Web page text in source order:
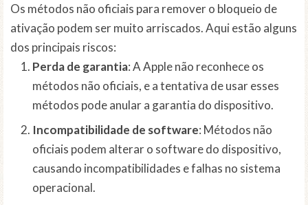
Os métodos não oficiais para remover o bloqueio de
ativação podem ser muito arriscados. Aqui estão alguns
dos principais riscos:
Perda de garantia: A Apple não reconhece os
métodos não oficiais, e a tentativa de usar esses
métodos pode anular a garantia do dispositivo.
Incompatibilidade de software: Métodos não
oficiais podem alterar o software do dispositivo,
causando incompatibilidades e falhas no sistema
operacional.